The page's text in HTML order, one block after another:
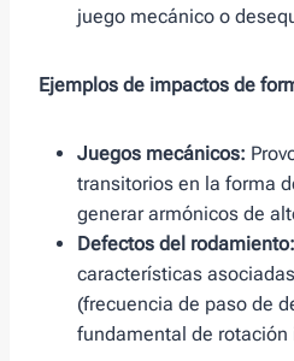
juego mecánico o
Ejemplos de impactos de
Juegos mecánicos:
transitorios en la forma
generar armónicos de
Defectos del rodamiento:
características
(frecuencia de paso de
fundamental de